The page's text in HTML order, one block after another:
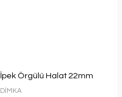
İpek Örgülü Halat 22mm
DİMKA